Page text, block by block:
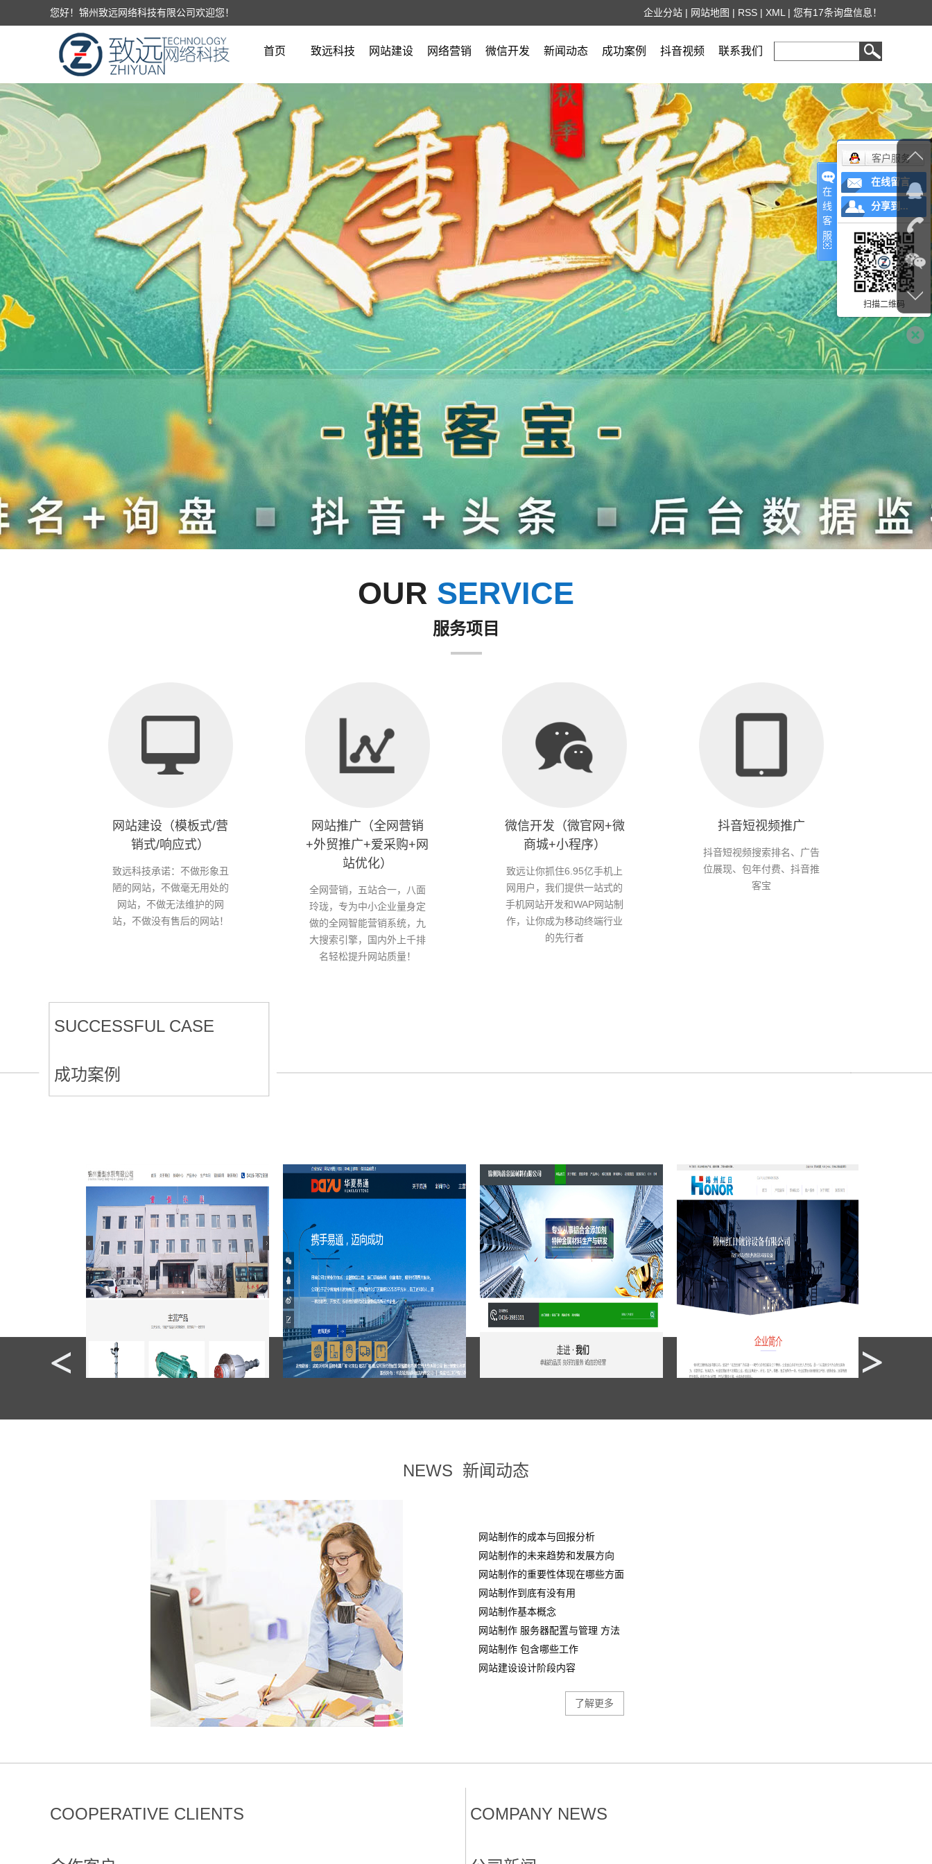
您好！锦州致远网络科技有限公司欢迎您！ 企业分站 | 网站地图 | RSS | XML | 您有17条询盘信息！
首页 致远科技
公司简介
营业执照
网站建设 网络营销 微信开发 新闻动态
公司新闻
成功案例 抖音视频 联系我们
OUR SERVICE
服务项目
网站建设（模板式/营
销式/响应式）
致远科技承诺：不做形象丑
陋的网站，不做毫无用处的
网站，不做无法维护的网
站，不做没有售后的网站！
网站推广（全网营销
+外贸推广+爱采购+网
站优化）
全网营销，五站合一，八面
玲珑，专为中小企业量身定
做的全网智能营销系统，九
大搜索引擎，国内外上千排
名轻松提升网站质量！
微信开发（微官网+微
商城+小程序）
致远让你抓住6.95亿手机上
网用户，我们提供一站式的
手机网站开发和WAP网站制
作，让你成为移动终端行业
的先行者
抖音短视频推广
抖音短视频搜索排名、广告
位展现、包年付费、抖音推
客宝
SUCCESSFUL CASE
成功案例
NEWS 新闻动态
网站制作的成本与回报分析
网站制作的未来趋势和发展方向
网站制作的重要性体现在哪些方面
网站制作到底有没有用
网站制作基本概念
网站制作 服务器配置与管理 方法
网站制作 包含哪些工作
网站建设设计阶段内容
了解更多
COOPERATIVE CLIENTS COMPANY NEWS
在
线
客
服
客户服务
在线留言
分享到...
扫描二维码